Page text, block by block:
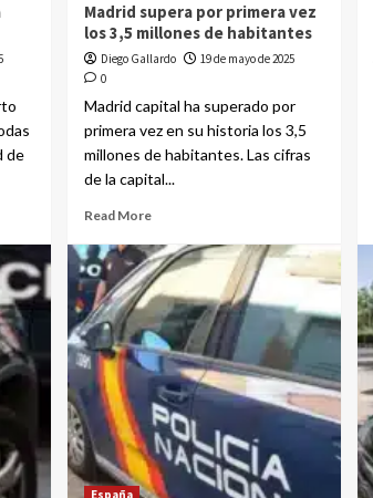
de
Madrid supera por primera vez
los 3,5 millones de habitantes
Diego Gallardo
19 de mayo de 2025
0
Madrid capital ha superado por
primera vez en su historia los 3,5
millones de habitantes. Las cifras
de la capital...
Read More
España